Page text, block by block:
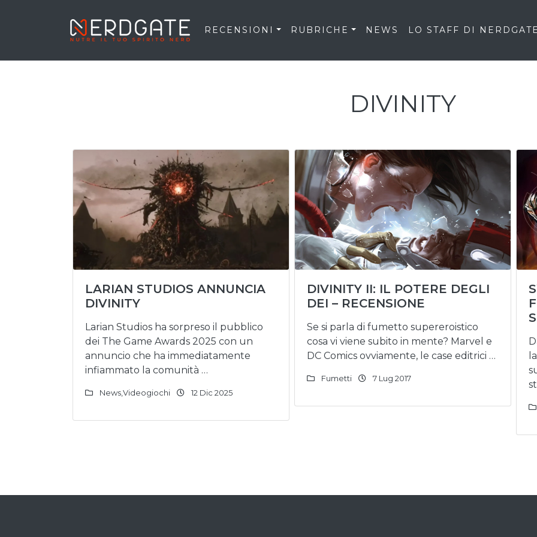
RECENSIONI RUBRICHE NEWS LO STAFF DI
DIVINITY
LARIAN STUDIOS ANNUNCIA
DIVINITY
Larian Studios ha sorpreso il pubblico
dei The Game Awards 2025 con un
annuncio che ha immediatamente
infiammato la comunità …
NewsVideogiochi 12 Dic 2025
DIVINITY II: IL POTERE DEGLI
DEI – RECENSIONE
Se si parla di fumetto supereroistico
cosa vi viene subito in mente? Marvel e
DC Comics ovviamente, le case editrici …
Fumetti 7 Lug 2017